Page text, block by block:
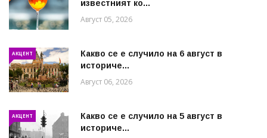
известният ко...
Август 05, 2026
АКЦЕНТ
Какво се е случило на 6 август в
историче...
Август 06, 2026
АКЦЕНТ
Какво се е случило на 5 август в
историче...